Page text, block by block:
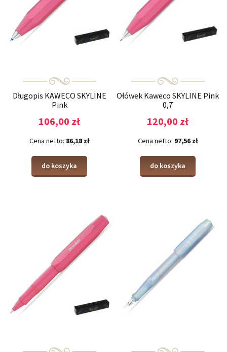
Długopis KAWECO SKYLINE
Pink
106,00 zł
Cena netto: 86,18 zł
do koszyka
Ołówek Kaweco SKYLINE Pink
0,7
120,00 zł
Cena netto: 97,56 zł
do koszyka